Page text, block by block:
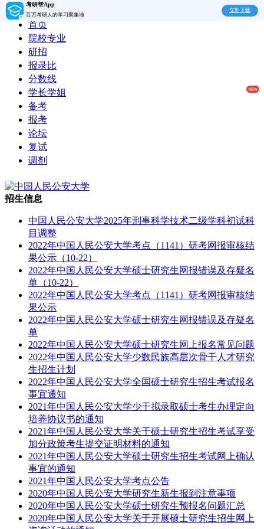
考研帮App
百万考研人的学习聚集地
立即下载
首页
院校专业
研招
报录比
分数线
学长学姐
备考
报考
论坛
复试
调剂
招生信息
中国人民公安大学2025年刑事科学技术二级学科初试科
目调整
2022年中国人民公安大学考点（1141）研考网报审核结
果公示（10-22）
2022年中国人民公安大学硕士研究生网报错误及存疑名
单（10-22）
2022年中国人民公安大学考点（1141）研考网报审核结
果公示
2022年中国人民公安大学硕士研究生网报错误及存疑名
单
2022年中国人民公安大学硕士研究生网上报名常见问题
2022年中国人民公安大学少数民族高层次骨干人才研究
生招生计划
2022年中国人民公安大学全国硕士研究生招生考试报名
事宜通知
2021年中国人民公安大学少干拟录取硕士考生办理定向
培养协议书的通知
2021年中国人民公安大学关于硕士研究生招生考试享受
加分政策考生提交证明材料的通知
2021年中国人民公安大学硕士研究生招生考试网上确认
事宜的通知
2021年中国人民公安大学考点公告
2020年中国人民公安大学研究生新生报到注意事项
2020年中国人民公安大学硕士研究生预报名问题汇总
2020年中国人民公安大学关于开展硕士研究生招生网上